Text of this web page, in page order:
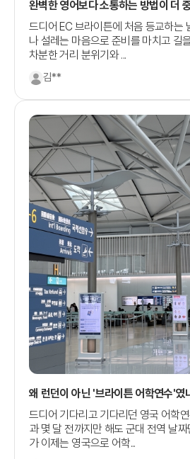
완벽한 영어보다 소통하는 방법이 더
드디어 EC 브라이튼에 처음 등교하는
나 설레는 마음으로 준비를 마치고 길
차분한 거리 분위기와 ...
김**
왜 런던이 아닌 '브라이튼 어학연수'였
드디어 기다리고 기다리던 영국 어학
과 몇 달 전까지만 해도 군대 전역 날
가 이제는 영국으로 어학...